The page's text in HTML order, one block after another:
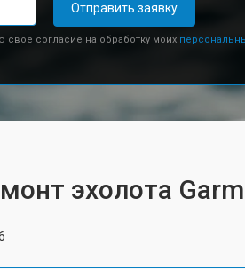
Отправить заявку
свое согласие на обработку моих
эхолота